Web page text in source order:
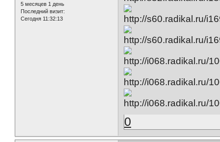
5 месяцев 1 день
Последний визит:
Сегодня 11:32:13
0